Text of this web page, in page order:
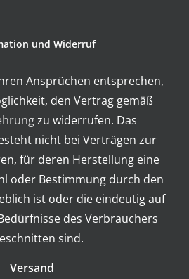
und Widerruf
Ansprüchen entsprechen,
den Vertrag gemäß
zu widerrufen. Das
nicht bei Verträgen zur
für deren Herstellung eine
oder Bestimmung durch den
ist oder die eindeutig auf
des Verbrauchers
sind.
Versand